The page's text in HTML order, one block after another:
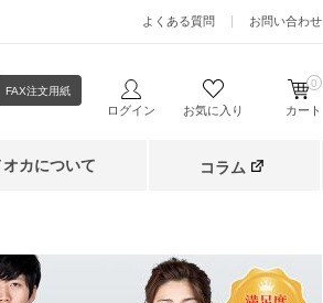
よくある質問 お問い合わせ
FAX注文用紙
ログイン お気に入り カート
0
オカについて コラム